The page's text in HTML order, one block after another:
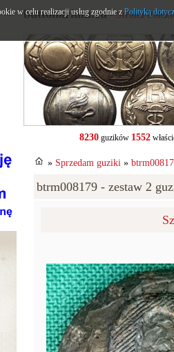
buttonarium.eu- Strona
8230guzików 1552
» Sprzedam guziki »
btrm008179 - zestaw 2
w celu realizacji usług zgodnie zPolityką